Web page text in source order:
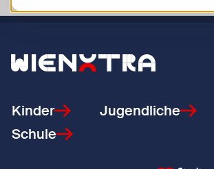
Zurück zur Startseite
Kinder Jugendliche
Schule